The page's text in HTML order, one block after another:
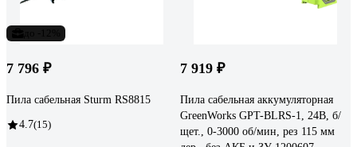
7 796 ₽
Пила сабельная Sturm RS8815
4.7(15)
7 919 ₽
Пила сабельная аккумуляторная
GreenWorks GPT-BLRS-1, 24В, б/
щет., 0-3000 об/мин, рез 115 мм